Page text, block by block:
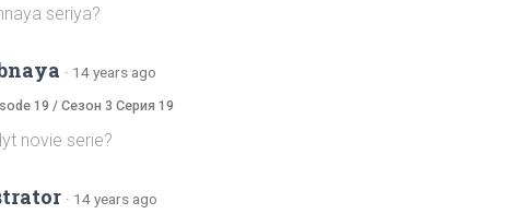
seriya?
· 14 years ago
19 / Сезон 3 Серия 19
novie serie?
· 14 years ago